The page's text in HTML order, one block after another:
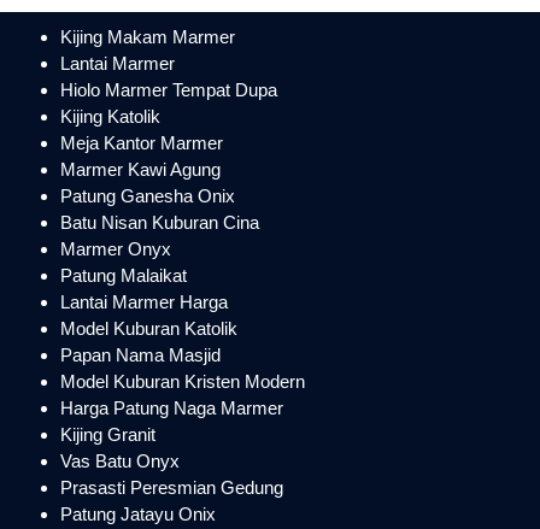
Kijing Makam Marmer
Lantai Marmer
Hiolo Marmer Tempat Dupa
Kijing Katolik
Meja Kantor Marmer
Marmer Kawi Agung
Patung Ganesha Onix
Batu Nisan Kuburan Cina
Marmer Onyx
Patung Malaikat
Lantai Marmer Harga
Model Kuburan Katolik
Papan Nama Masjid
Model Kuburan Kristen Modern
Harga Patung Naga Marmer
Kijing Granit
Vas Batu Onyx
Prasasti Peresmian Gedung
Patung Jatayu Onix